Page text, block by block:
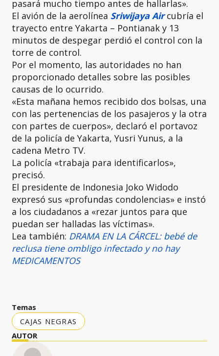
pasará mucho tiempo antes de hallarlas».
El avión de la aerolínea Sriwijaya Aircubría el
trayecto entre Yakarta – Pontianak y 13
minutos de despegar perdió el control con la
torre de control.
Por el momento, las autoridades no han
proporcionado detalles sobre las posibles
causas de lo ocurrido.
«Esta mañana hemos recibido dos bolsas, una
con las pertenencias de los pasajeros y la otra
con partes de cuerpos», declaró el portavoz
de la policía de Yakarta, Yusri Yunus, a la
cadena Metro TV.
La policía «trabaja para identificarlos»,
precisó.
El presidente de Indonesia Joko Widodo
expresó sus «profundas condolencias» e instó
a los ciudadanos a «rezar juntos para que
puedan ser halladas las víctimas».
Lea también: DRAMA EN LA CÁRCEL: bebé de
reclusa tiene ombligo infectado y no hay
MEDICAMENTOS
Temas
CAJAS NEGRAS
AUTOR